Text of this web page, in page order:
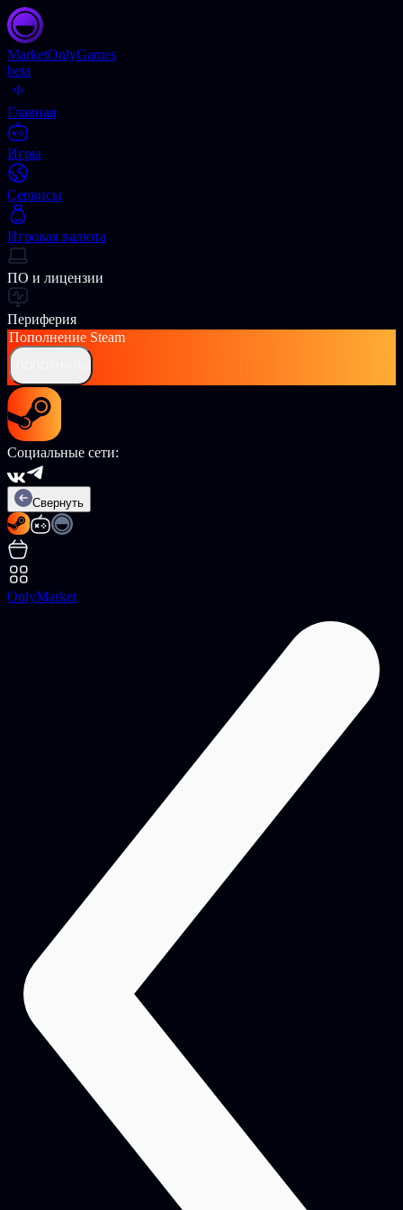
MarketOnlyGames
beta
Главная
Игры
Сервисы
Игровая валюта
ПО и лицензии
Периферия
Пополнение Steam
Социальные сети:
Свернуть
OnlyMarket